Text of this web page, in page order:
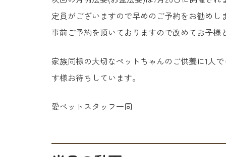
定員がございますので早めのご予約をお勧めし
事前ご予約を頂いておりますので改めてお子様
家族同様の大切なペットちゃんのご供養に1人
す様お待ちしています。
愛ペットスタッフ一同